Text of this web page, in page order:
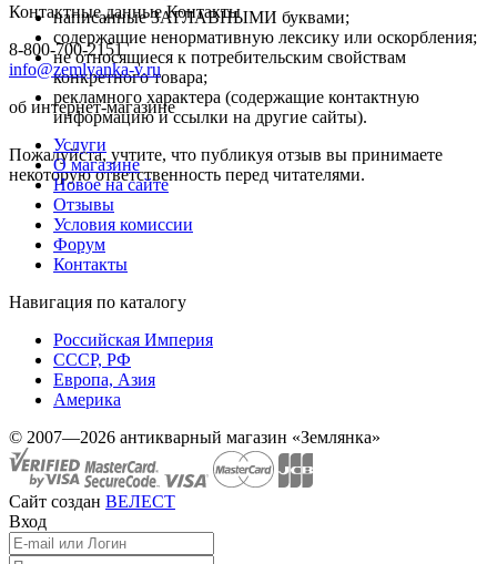
написанные ЗАГЛАВНЫМИ буквами;
содержащие ненормативную лексику или оскорбления;
не относящиеся к потребительским свойствам
конкретного товара;
рекламного характера (содержащие контактную
информацию и ссылки на другие сайты).
Пожалуйста, учтите, что публикуя отзыв вы принимаете
некоторую ответственность перед читателями.
Контактные данные Контакты
8-800-700-2151
info@zemlyanka-v.ru
об интернет-магазине
Услуги
О магазине
Новое на сайте
Отзывы
Условия комиссии
Форум
Контакты
Навигация по каталогу
Российская Империя
СССР, РФ
Европа, Азия
Америка
© 2007—2026 антикварный магазин «Землянка»
Сайт создан ВЕЛЕСТ
Вход